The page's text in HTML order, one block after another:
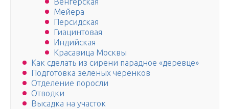
Мейера
Персидская
Гиацинтовая
Индийская
Красавица Москвы
Как сделать из сирени парадное «деревце»
Подготовка зеленых черенков
Отделение поросли
Отводки
Высадка на участок